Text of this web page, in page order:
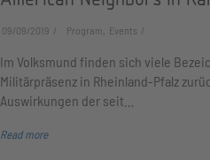
09/09/2019 Program, Events
Im Volksmund finden sich viele
Militärpräsenz in Rheinland-Pfalz
Auswirkungen der seit…
Read more